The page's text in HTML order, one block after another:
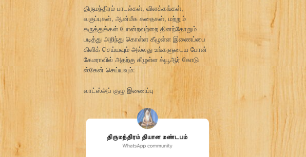
திருமந்திரம் பாடல்கள், விளக்கங்கள்,
வகுப்புகள், ஆன்மீக கதைகள், மற்றும்
கருத்துக்கள் போன்றவற்றை தினந்தோறும்
படித்து அறிந்து கொள்ள கீழுள்ள இணைப்பை
கிளிக் செய்யவும் அல்லது உங்களுடைய போன்
கேமராவில் அதற்கு கீழுள்ள க்யூஆர் கோடு
ஸ்கேன் செய்யவும்:
வாட்ஸ்அப் குழு இணைப்பு